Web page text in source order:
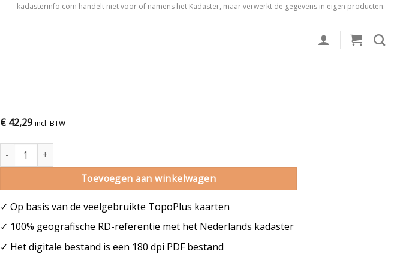
kadasterinfo.com handelt niet voor of namens het Kadaster, maar verwerkt de gegevens in eigen producten.
€ 42,29 incl. BTW
Gemeentekaart Roermond aantal
Toevoegen aan winkelwagen
✓ Op basis van de veelgebruikte TopoPlus kaarten
✓ 100% geografische RD-referentie met het Nederlands kadaster
✓ Het digitale bestand is een 180 dpi PDF bestand